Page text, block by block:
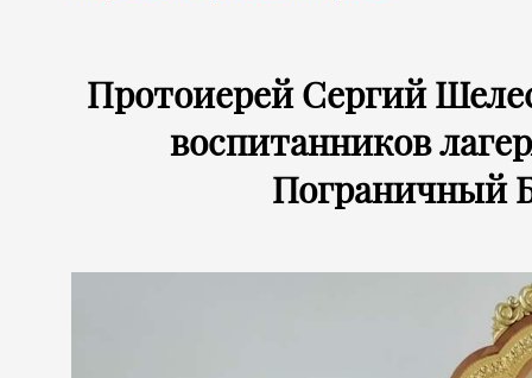
Протоиерей Сергий
воспитанников
Пограничный